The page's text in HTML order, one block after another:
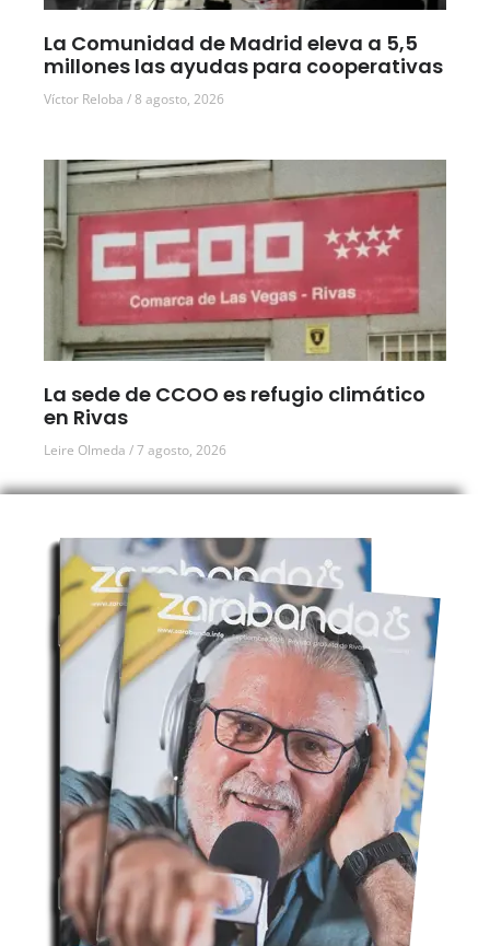
La Comunidad de Madrid eleva a 5,5
millones las ayudas para cooperativas
Víctor Reloba 8 agosto, 2026
La sede de CCOO es refugio climático
en Rivas
Leire Olmeda 7 agosto, 2026